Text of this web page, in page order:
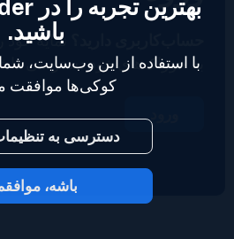
نمایه خود
به خوراک‌های خود دسترسی
2023 © Inoreader
باشید.
با استفاده از این وب‌سایت، شما
کوکی‌ها موافقت
دسترسی به
باشه،